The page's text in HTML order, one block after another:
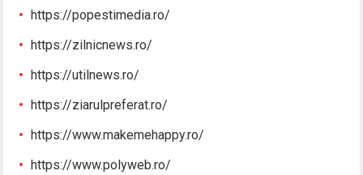
https://popestimedia.ro/
https://zilnicnews.ro/
https://utilnews.ro/
https://ziarulpreferat.ro/
https://www.makemehappy.ro/
https://www.polyweb.ro/